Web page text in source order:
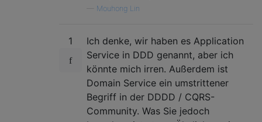
Mouhong Lin
1
Ich denke, wir haben es Application
Service in DDD genannt, aber ich
könnte mich irren. Außerdem ist
Domain Service ein umstrittener
Begriff in der DDDD / CQRS-
Community. Was Sie jedoch